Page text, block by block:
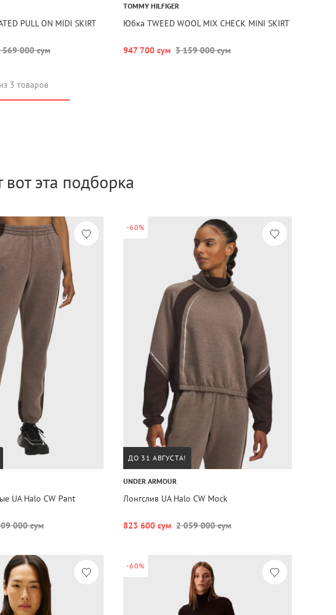
PULL ON MIDI SKIRT
569 000 сум
TOMMY HILFIGER
Юбка TWEED WOOL MIX CHECK MINI SKIRT
947 700 сум 3 159 000 сум
3 товаров
эта подборка
UA Halo CW Pant
000 сум
-60%
ДО 31 АВГУСТА!
UNDER ARMOUR
Лонгслив UA Halo CW Mock
823 600 сум 2 059 000 сум
-60%